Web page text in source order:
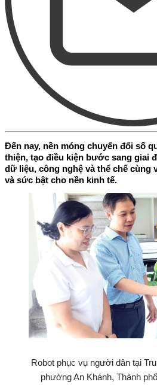
Đến nay, nền móng chuyển đổi số
thiện, tạo điều kiện bước sang giai
dữ liệu, công nghệ và thể chế cùng
và sức bật cho nền kinh tế.
Robot phục vụ người dân tại
phường An Khánh, Thành